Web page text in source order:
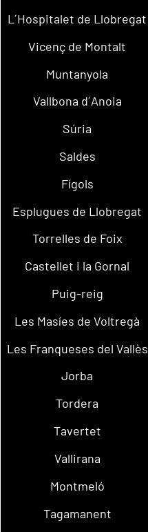
L´Hospitalet de Llobregat
Vicenç de Montalt
Muntanyola
Vallbona d´Anoia
Súria
Saldes
Fígols
Esplugues de Llobregat
Torrelles de Foix
Castellet i la Gornal
Puig-reig
Les Masíes de Voltregà
Les Franqueses del Vallès
Jorba
Tordera
Tavertet
Vallirana
Montmeló
Tagamanent